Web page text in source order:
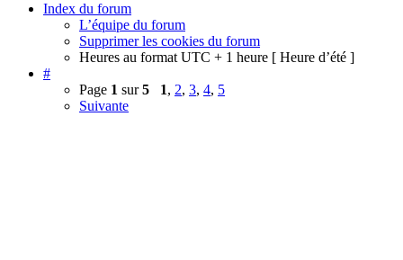
Index du forum
L’équipe du forum
Supprimer les cookies du forum
Heures au format UTC + 1 heure [ Heure d’été ]
#
Page 1 sur5 1, 2, 3, 4, 5
Suivante